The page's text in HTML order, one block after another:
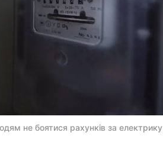
не боятися рахунків за електрику